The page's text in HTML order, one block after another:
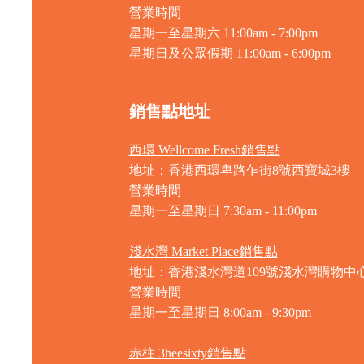
營業時間
星期一至星期六 11:00am - 7:00pm
星期日及公眾假期 11:00am - 6:00pm
銷售點地址
西環 Wellcome Fresh銷售點
地址：香港西環卑路乍街8號西寶城3樓
營業時間
星期一至星期日 7:30am - 11:00pm
淺水灣 Market Place銷售點
地址：香港淺水灣道109號淺水灣購物中
營業時間
星期一至星期日 8:00am - 9:30pm
赤柱 3heesixty銷售點